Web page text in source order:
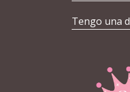
Tengo una